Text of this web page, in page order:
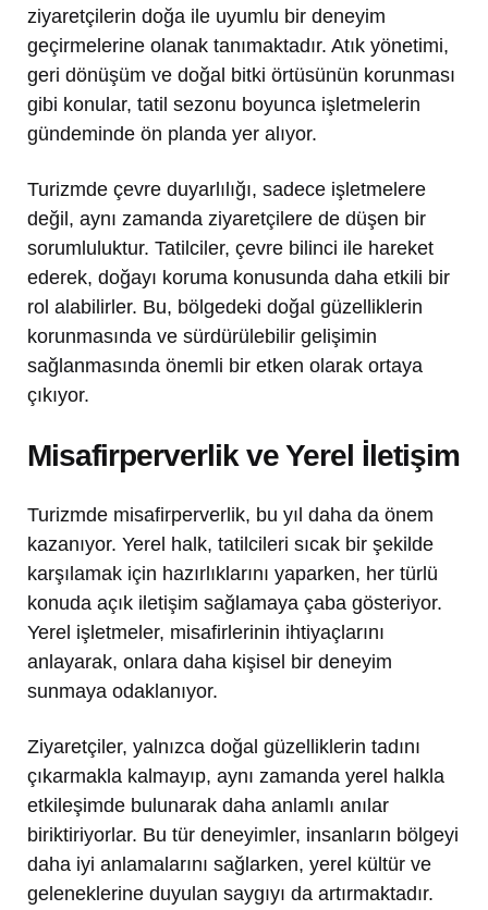
ziyaretçilerin doğa ile uyumlu bir deneyim
geçirmelerine olanak tanımaktadır. Atık yönetimi,
geri dönüşüm ve doğal bitki örtüsünün korunması
gibi konular, tatil sezonu boyunca işletmelerin
gündeminde ön planda yer alıyor.
Turizmde çevre duyarlılığı, sadece işletmelere
değil, aynı zamanda ziyaretçilere de düşen bir
sorumluluktur. Tatilciler, çevre bilinci ile hareket
ederek, doğayı koruma konusunda daha etkili bir
rol alabilirler. Bu, bölgedeki doğal güzelliklerin
korunmasında ve sürdürülebilir gelişimin
sağlanmasında önemli bir etken olarak ortaya
çıkıyor.
Misafirperverlik ve Yerel İletişim
Turizmde misafirperverlik, bu yıl daha da önem
kazanıyor. Yerel halk, tatilcileri sıcak bir şekilde
karşılamak için hazırlıklarını yaparken, her türlü
konuda açık iletişim sağlamaya çaba gösteriyor.
Yerel işletmeler, misafirlerinin ihtiyaçlarını
anlayarak, onlara daha kişisel bir deneyim
sunmaya odaklanıyor.
Ziyaretçiler, yalnızca doğal güzelliklerin tadını
çıkarmakla kalmayıp, aynı zamanda yerel halkla
etkileşimde bulunarak daha anlamlı anılar
biriktiriyorlar. Bu tür deneyimler, insanların bölgeyi
daha iyi anlamalarını sağlarken, yerel kültür ve
geleneklerine duyulan saygıyı da artırmaktadır.